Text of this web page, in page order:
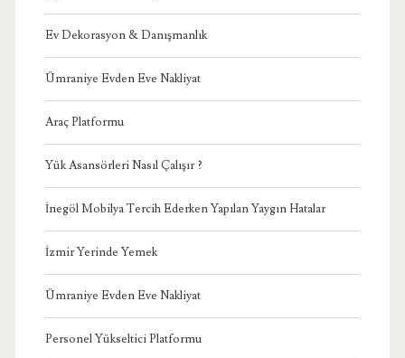
Ev Dekorasyon & Danışmanlık
Ümraniye Evden Eve Nakliyat
Araç Platformu
Yük Asansörleri Nasıl Çalışır ?
İnegöl Mobilya Tercih Ederken Yapılan Yaygın Hatalar
İzmir Yerinde Yemek
Ümraniye Evden Eve Nakliyat
Personel Yükseltici Platformu